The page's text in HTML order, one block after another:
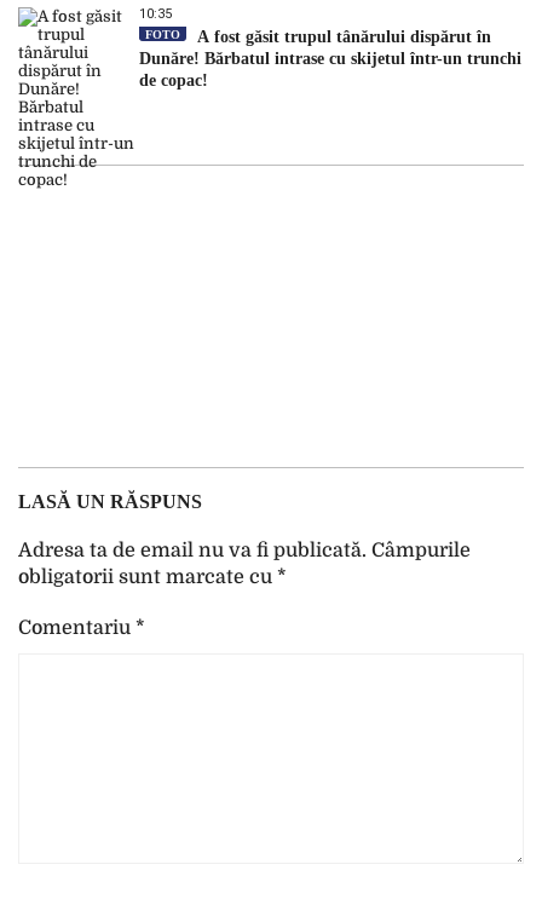
10:35
FOTO
A fost găsit trupul tânărului dispărut în
Dunăre! Bărbatul intrase cu skijetul într-un trunchi
de copac!
LASĂ UN RĂSPUNS
Adresa ta de email nu va fi publicată. Câmpurile
obligatorii sunt marcate cu *
Comentariu *